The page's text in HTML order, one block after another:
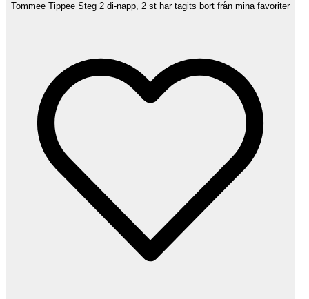
Tommee Tippee Steg 2 di-napp, 2 st har tagits bort från mina favoriter